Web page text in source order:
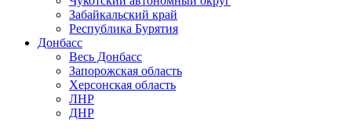
Забайкальский край
Республика Бурятия
Донбасс
Весь Донбасс
Запорожская область
Херсонская область
ЛНР
ДНР